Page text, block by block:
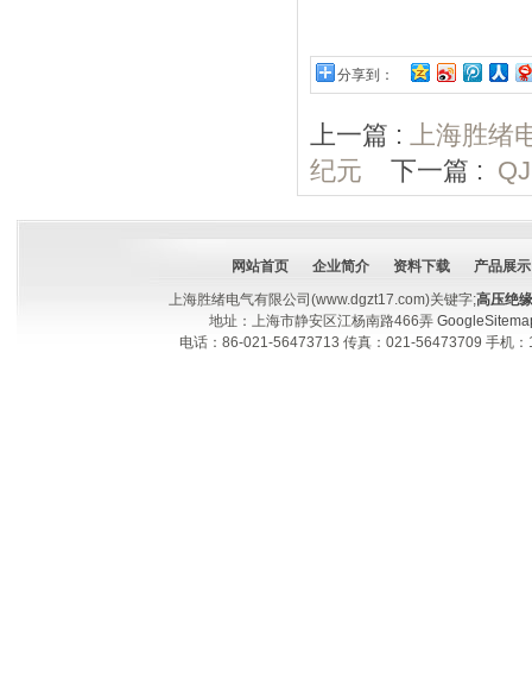
分享到：
上一篇 : 上海胜绪
纪元 下一篇 :
网站首页 企业简介 资料下载
产品展示
上海胜绪电气有限公司(www.dgzt17.com)关键字;高压绝
地址：上海市静安区江杨南路466弄
电话：86-021-56473713 传真：021-56473709 手机